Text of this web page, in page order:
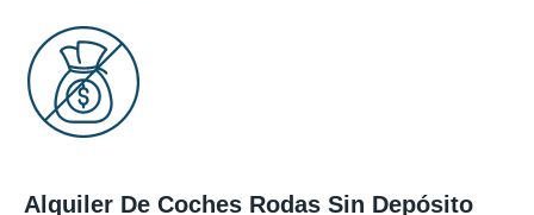
Alquiler De Coches Rodas Sin Depósito